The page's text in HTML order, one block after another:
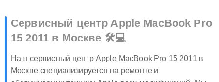
Сервисный центр Apple MacBook Pro
15 2011 в Москве 🛠️💻
Наш сервисный центр Apple MacBook Pro 15 2011 в
Москве специализируется на ремонте и